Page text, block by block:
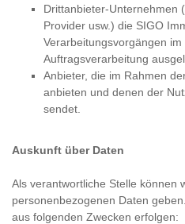
Drittanbieter-Unternehmen
Provider usw.) die SIGO
Verarbeitungsvorgängen
Auftragsverarbeitung
Anbieter, die im Rahmen
anbieten und denen der
sendet.
Auskunft über Daten
Als verantwortliche Stelle können
personenbezogenen Daten
aus folgenden Zwecken erfolgen: